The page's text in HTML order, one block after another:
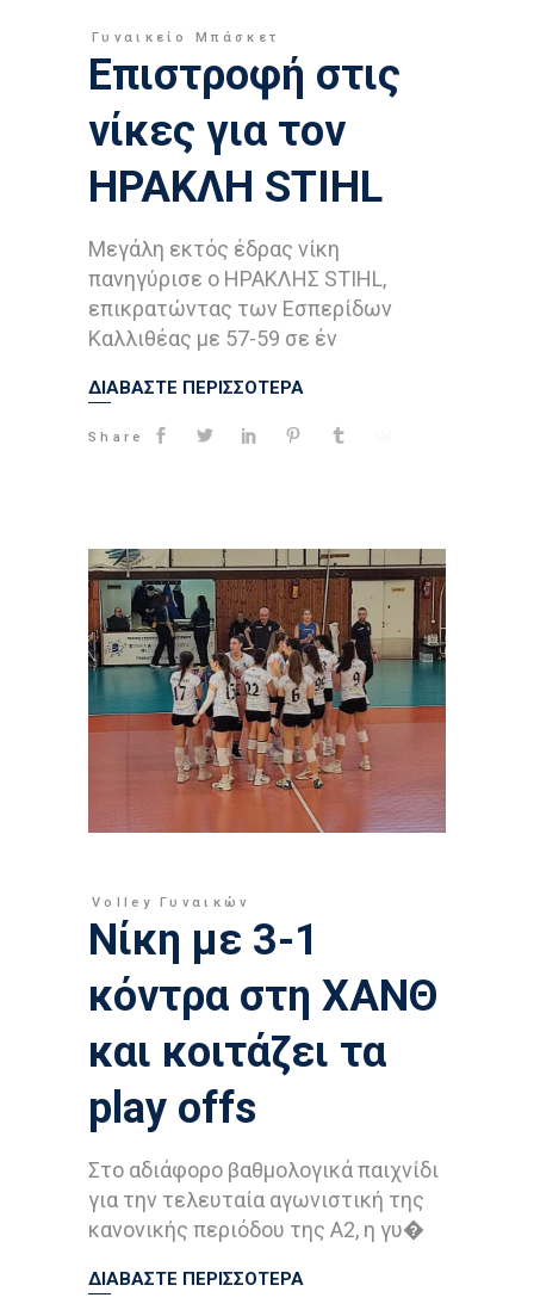
Γυναικείο Μπάσκετ
Επιστροφή στις
νίκες για τον
ΗΡΑΚΛΗ STIHL
Μεγάλη εκτός έδρας νίκη
πανηγύρισε ο ΗΡΑΚΛΗΣ STIHL,
επικρατώντας των Εσπερίδων
Καλλιθέας με 57-59 σε έν
ΔΙΑΒΑΣΤΕ ΠΕΡΙΣΣΟΤΕΡΑ
Share
Volley Γυναικών
Νίκη με 3-1
κόντρα στη ΧΑΝΘ
και κοιτάζει τα
play offs
Στο αδιάφορο βαθμολογικά παιχνίδι
για την τελευταία αγωνιστική της
κανονικής περιόδου της A2, η γυ�
ΔΙΑΒΑΣΤΕ ΠΕΡΙΣΣΟΤΕΡΑ